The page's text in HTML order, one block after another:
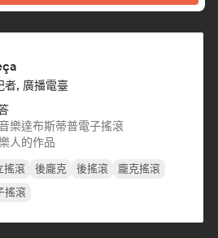
者, 廣播電臺
樂達布斯蒂普電子搖滾
人的作品
搖滾 後龐克 後搖滾
龐克搖滾
搖滾